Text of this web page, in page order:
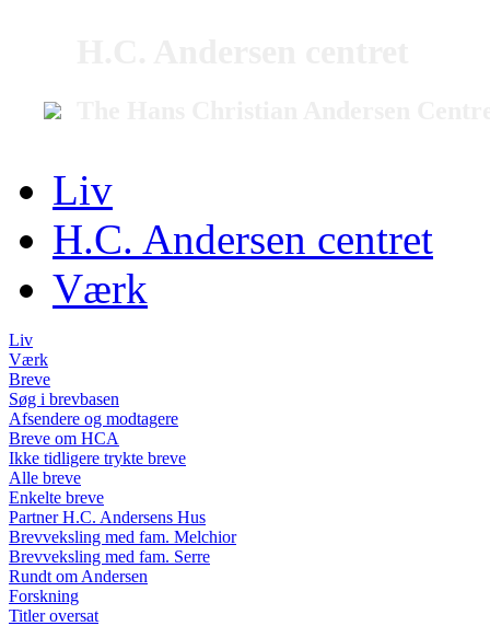
Liv
H.C. Andersen centret
Værk
Liv
Værk
Breve
Søg i brevbasen
Afsendere og modtagere
Breve om HCA
Ikke tidligere trykte breve
Alle breve
Enkelte breve
Partner H.C. Andersens Hus
Brevveksling med fam. Melchior
Brevveksling med fam. Serre
Rundt om Andersen
Forskning
Titler oversat